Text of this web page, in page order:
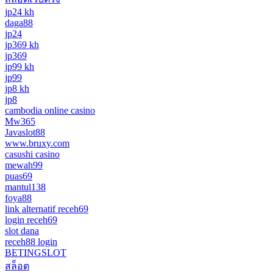
jp24 kh
daga88
jp24
jp369 kh
jp369
jp99 kh
jp99
jp8 kh
jp8
cambodia online casino
Mw365
Javaslot88
www.bruxy.com
casushi casino
mewah99
puas69
mantul138
foya88
link alternatif receh69
login receh69
slot dana
receh88 login
BETINGSLOT
สล็อต